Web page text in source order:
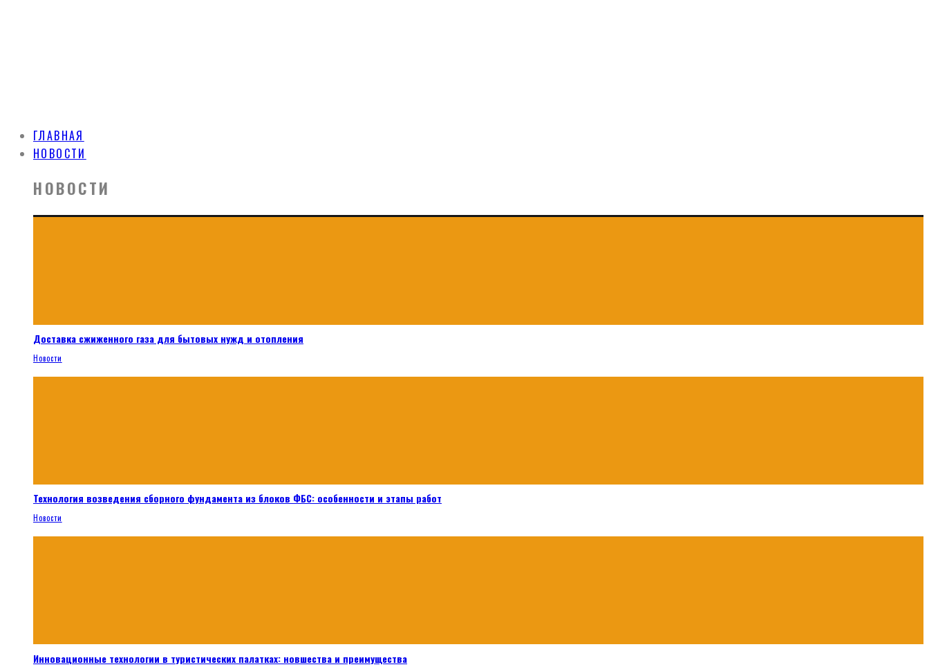
ГЛАВНАЯ
НОВОСТИ
НОВОСТИ
Доставка сжиженного газа для бытовых нужд и отопления
Новости
Технология возведения сборного фундамента из блоков ФБС: особенности и этапы работ
Новости
Инновационные технологии в туристических палатках: новшества и преимущества